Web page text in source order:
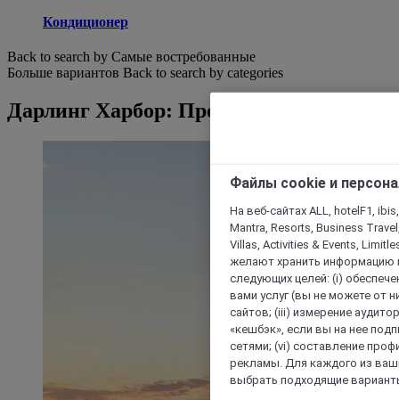
Кондиционер
Back to search by Самые востребованные
Больше вариантов Back to search by categories
Дарлинг Харбор: Просмотр отелей
Файлы cookie и
На веб-сайтах ALL, hotelF1,
Mantra, Resorts, Business
Villas, Activities & Events,
желают хранить информацию
следующих целей: (i)
вами услуг (вы не можете от
сайтов; (iii) измерение
«кешбэк», если вы на нее
сетями; (vi) составление
рекламы. Для каждого из
выбрать подходящие